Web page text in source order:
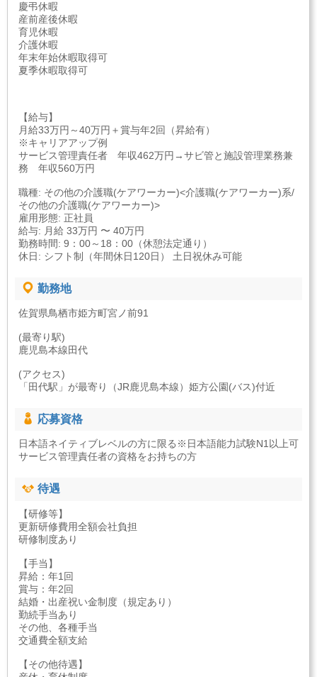
慶弔休暇
産前産後休暇
育児休暇
介護休暇
年末年始休暇取得可
夏季休暇取得可
【給与】
月給33万円～40万円＋賞与年2回（昇給有）
※キャリアアップ例
サービス管理責任者 年収462万円→サビ管と施設管理業務兼
務 年収560万円
職種: その他の介護職(ケアワーカー)<介護職(ケアワーカー)系/
その他の介護職(ケアワーカー)>
雇用形態: 正社員
給与: 月給 33万円 〜 40万円
勤務時間: 9：00～18：00（休憩法定通り）
休日: シフト制（年間休日120日） 土日祝休み可能
勤務地
佐賀県鳥栖市姫方町宮ノ前91
(最寄り駅)
鹿児島本線田代
(アクセス)
「田代駅」が最寄り（JR鹿児島本線）姫方公園(バス)付近
応募資格
日本語ネイティブレベルの方に限る※日本語能力試験N1以上可
サービス管理責任者の資格をお持ちの方
待遇
【研修等】
更新研修費用全額会社負担
研修制度あり
【手当】
昇給：年1回
賞与：年2回
結婚・出産祝い金制度（規定あり）
勤続手当あり
その他、各種手当
交通費全額支給
【その他待遇】